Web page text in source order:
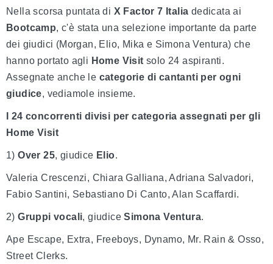
Nella scorsa puntata di X Factor 7 Italia dedicata ai
Bootcamp, c'è stata una selezione importante da parte
dei giudici (Morgan, Elio, Mika e Simona Ventura) che
hanno portato agli Home Visit solo 24 aspiranti.
Assegnate anche le categorie di cantanti per ogni
giudice, vediamole insieme.
I 24 concorrenti divisi per categoria assegnati per gli
Home Visit
1)Over 25, giudice Elio.
Valeria Crescenzi, Chiara Galliana, Adriana Salvadori,
Fabio Santini, Sebastiano Di Canto, Alan Scaffardi.
2)Gruppi vocali, giudiceSimona Ventura.
Ape Escape, Extra, Freeboys, Dynamo, Mr. Rain & Osso,
Street Clerks.